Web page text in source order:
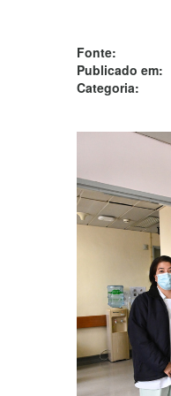
Fonte:
Publicado em:
Categoria: